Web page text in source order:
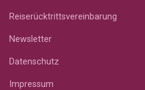
Reiserücktrittsvereinbarung
Newsletter
Datenschutz
Impressum